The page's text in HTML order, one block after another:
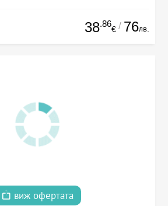
38.86
€ / 76лв.
виж офертата